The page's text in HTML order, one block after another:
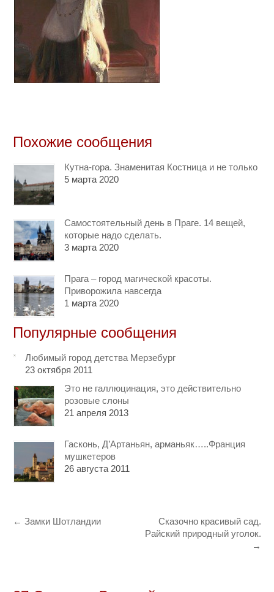
Похожие сообщения
Кутна-гора. Знаменитая Костница и не только
5 марта 2020
Самостоятельный день в Праге. 14 вещей,
которые надо сделать.
3 марта 2020
Прага – город магической красоты.
Приворожила навсегда
1 марта 2020
Популярные сообщения
Любимый город детства Мерзебург
23 октября 2011
Это не галлюцинация, это действительно
розовые слоны
21 апреля 2013
Гасконь, Д’Артаньян, арманьяк…..Франция
мушкетеров
26 августа 2011
← Замки Шотландии
Сказочно красивый сад.
Райский природный уголок.
→